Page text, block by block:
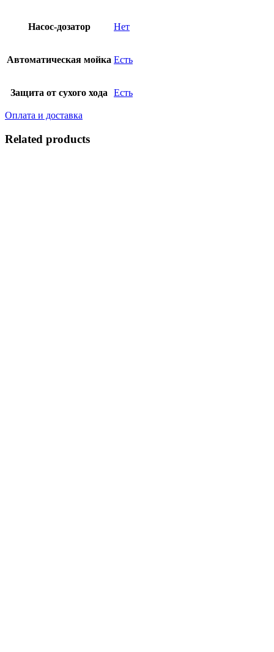
Насос-дозатор Нет
Автоматическая мойка Есть
Защита от сухого хода Есть
Оплата и доставка
Related products